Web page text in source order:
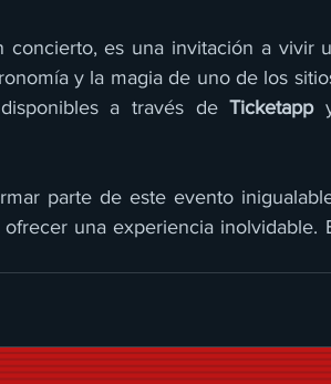
concierto, es una invitación a vivir
y la magia de uno de los
a través de Ticketapp y
parte de este evento
una experiencia inolvidable.